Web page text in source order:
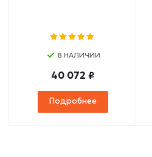
В НАЛИЧИИ
40 072 ₽
Подробнее